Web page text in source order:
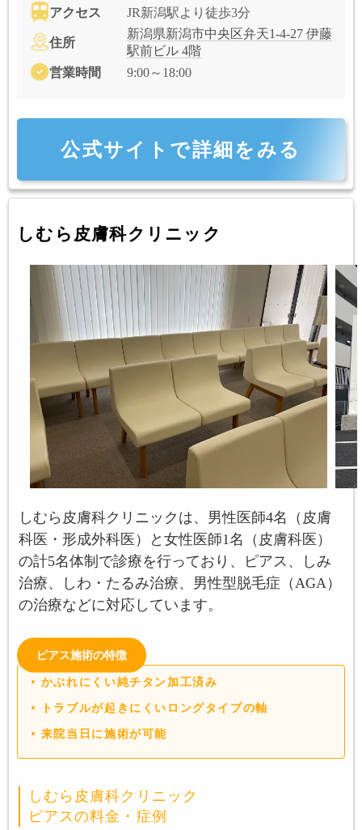
アクセス JR新潟駅より徒歩3分
住所
新潟県新潟市中央区弁天1-4-27 伊藤
駅前ビル 4階
営業時間
9:00～18:00
公式サイトで詳細をみる
しむら皮膚科クリニック
しむら皮膚科クリニックは、男性医師4名（皮膚
科医・形成外科医）と女性医師1名（皮膚科医）
の計5名体制で診療を行っており、ピアス、しみ
治療、しわ・たるみ治療、男性型脱毛症（AGA）
の治療などに対応しています。
ピアス施術の特徴
かぶれにくい純チタン加工済み
トラブルが起きにくいロングタイプの軸
来院当日に施術が可能
しむら皮膚科クリニック
ピアスの料金・症例